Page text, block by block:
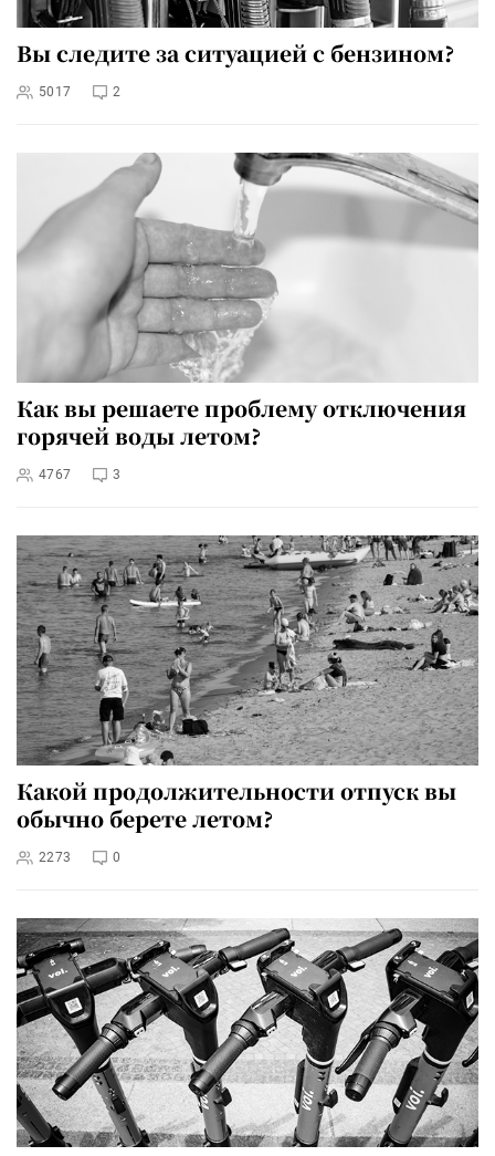
Вы следите за ситуацией с бензином?
5017 2
Как вы решаете проблему отключения
горячей воды летом?
4767 3
Какой продолжительности отпуск вы
обычно берете летом?
2273 0